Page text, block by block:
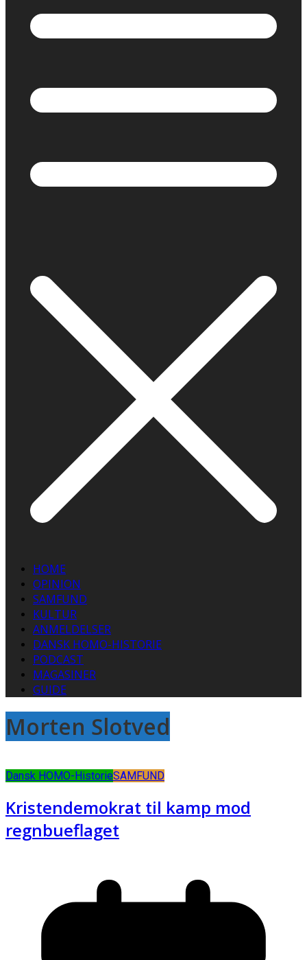
HOME
OPINION
SAMFUND
KULTUR
ANMELDELSER
DANSK HOMO-HISTORIE
PODCAST
MAGASINER
GUIDE
Morten Slotved
Dansk HOMO-HistorieSAMFUND
Kristendemokrat til kamp mod
regnbueflaget